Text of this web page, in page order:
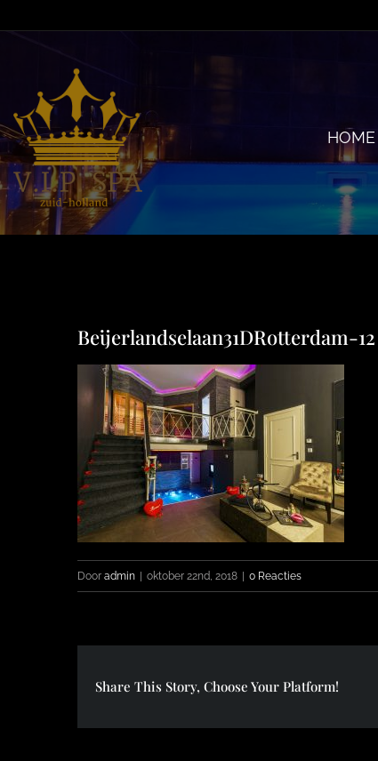
HOME
Beijerlandselaan31DRotterdam-12
Door admin oktober 22nd, 2018 0 Reacties
Share This Story, Choose Your Platform!